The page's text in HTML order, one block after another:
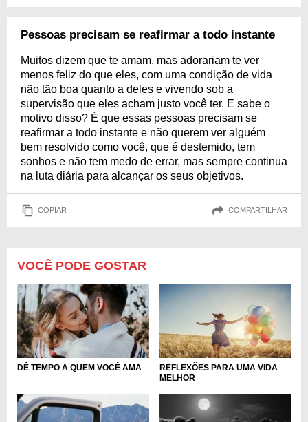
Pessoas precisam se reafirmar a todo instante
Muitos dizem que te amam, mas adorariam te ver
menos feliz do que eles, com uma condição de vida
não tão boa quanto a deles e vivendo sob a
supervisão que eles acham justo você ter. E sabe o
motivo disso? É que essas pessoas precisam se
reafirmar a todo instante e não querem ver alguém
bem resolvido como você, que é destemido, tem
sonhos e não tem medo de errar, mas sempre continua
na luta diária para alcançar os seus objetivos.
COPIAR COMPARTILHAR
VOCÊ PODE GOSTAR
DÊ TEMPO A QUEM VOCÊ AMA
REFLEXÕES PARA UMA VIDA
MELHOR